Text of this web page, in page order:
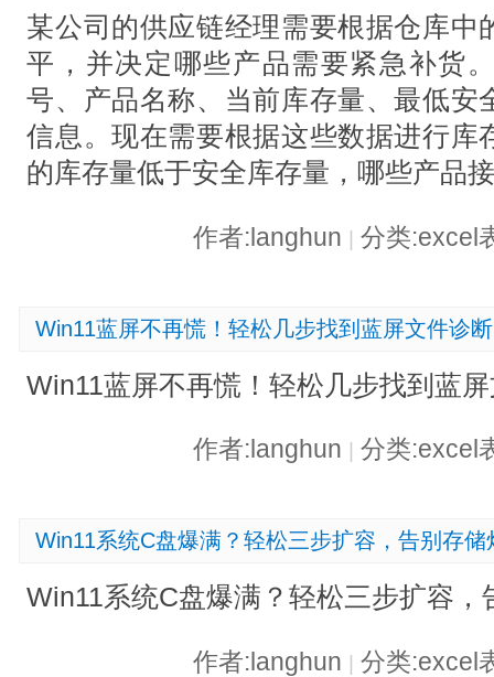
某公司的供应链经理需要根据仓库中
平，并决定哪些产品需要紧急补货
号、产品名称、当前库存量、最低安
信息。现在需要根据这些数据进行库
的库存量低于安全库存量，哪些产品
作者:langhun | 分类:excel
Win11蓝屏不再慌！轻松几步找到蓝屏文件诊
Win11蓝屏不再慌！轻松几步找到蓝
作者:langhun 分类:excel
Win11系统C盘爆满？轻松三步扩容，告别存储
Win11系统C盘爆满？轻松三步扩容，
作者:langhun | 分类:excel